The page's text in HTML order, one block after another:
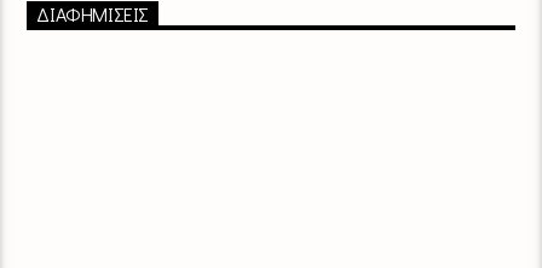
ΔΙΑΦΗΜΙΣΕΙΣ